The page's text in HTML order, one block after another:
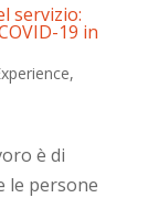
servizio:
19 in
,
è di
le persone